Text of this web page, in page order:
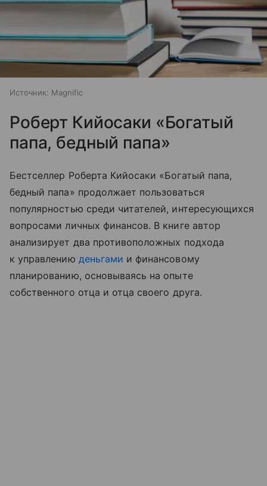
Источник: Magnific
Роберт Кийосаки «Богатый
папа, бедный папа»
Бестселлер Роберта Кийосаки «Богатый папа,
бедный папа» продолжает пользоваться
популярностью среди читателей, интересующихся
вопросами личных финансов. В книге автор
анализирует два противоположных подхода
к управлению деньгами и финансовому
планированию, основываясь на опыте
собственного отца и отца своего друга.